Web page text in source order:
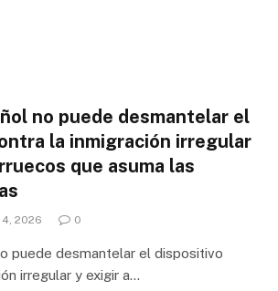
no puede desmantelar el
la inmigración irregular
que asuma las
2026 0
puede desmantelar el dispositivo
irregular y exigir a…